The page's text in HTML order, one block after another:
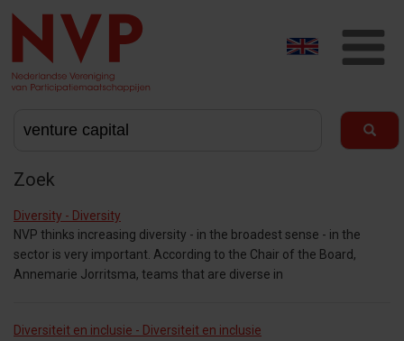
Zoek
Diversity - Diversity
NVP thinks increasing diversity - in the broadest sense - in the
sector is very important. According to the Chair of the Board,
Annemarie Jorritsma, teams that are diverse in
Diversiteit en inclusie - Diversiteit en inclusie